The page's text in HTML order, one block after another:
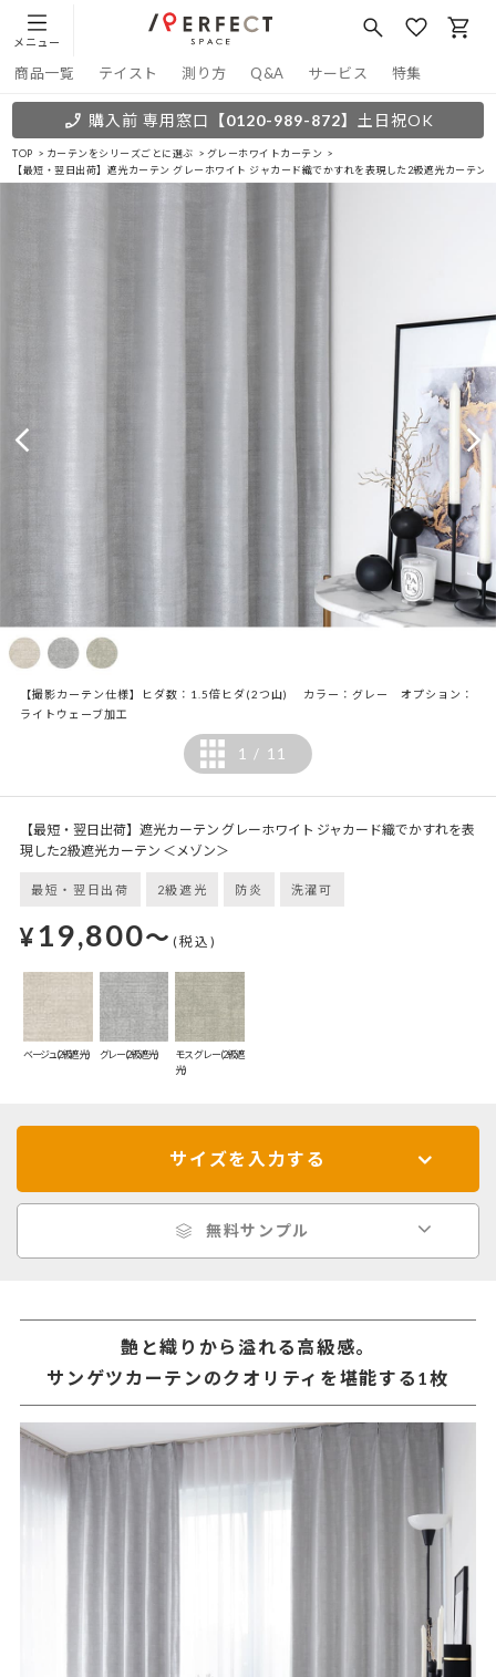
メニュー
商品一覧 テイスト 測り方 Q&A サービス 特集
購入前 専用窓口 【0120-989-872】 土日祝OK
TOP カーテンをシリーズごとに選ぶ
グレーホワイトカーテン
【最短・翌日出荷】遮光カーテン グレーホワイト ジャカード織でかすれを表現した2級遮光カーテン
【撮影カーテン仕様】ヒダ数：1.5倍ヒダ(2つ山) カラー：グレー オプション：
ライトウェーブ加工
1 / 11
【最短・翌日出荷】遮光カーテン グレーホワイト ジャカード織でかすれを表
現した2級遮光カーテン ＜メゾン＞
最短・翌日出荷 2級遮光 防炎 洗濯可
¥19,800～ (税込)
ベージュ(2級遮光) グレー(2級遮光)
モスグレー(2級遮
光)
サイズを入力する
無料サンプル
艶と織りから溢れる高級感。
サンゲツカーテンのクオリティを堪能する1枚